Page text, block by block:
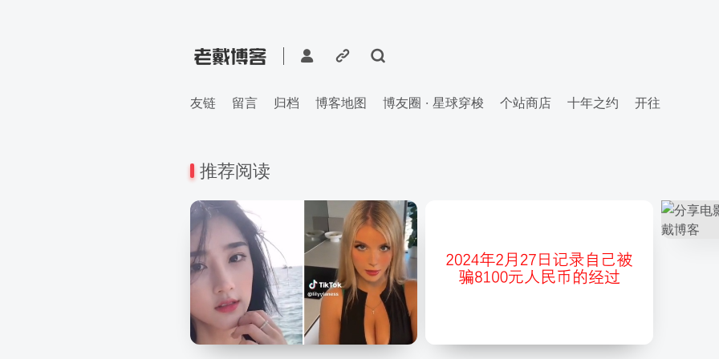
友链 留言 归档 博客地图 博友圈 · 星球穿梭 个站商店 十年之约 开往
推荐阅读